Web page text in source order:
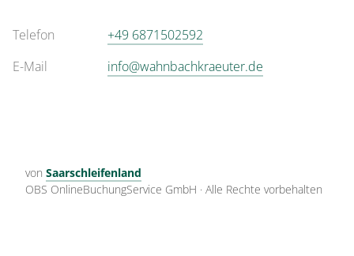
Telefon
+49 6871502592
E-Mail
info@wahnbachkraeuter.de
von Saarschleifenland
OBS OnlineBuchungService GmbH · Alle Rechte vorbehalten